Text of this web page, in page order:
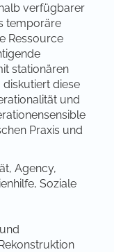
verfügbarer
temporäre
Ressource
stationären
diskutiert diese
und
Praxis und
Agency,
Soziale